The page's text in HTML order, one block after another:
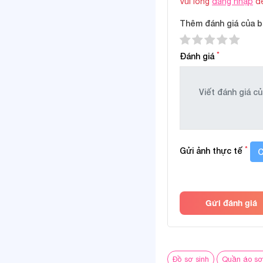
động.
Dễ phối, nhanh
Bộ đồ đơn giản
khi giặt – tiết kiệm
Thông số sản
Chất liệu:
Màu sắc & họa tiết:
Thêm đánh giá của
Đánh giá *
Gửi ảnh thực tế *
Gửi đánh giá
Đồ sơ sinh Quần áo